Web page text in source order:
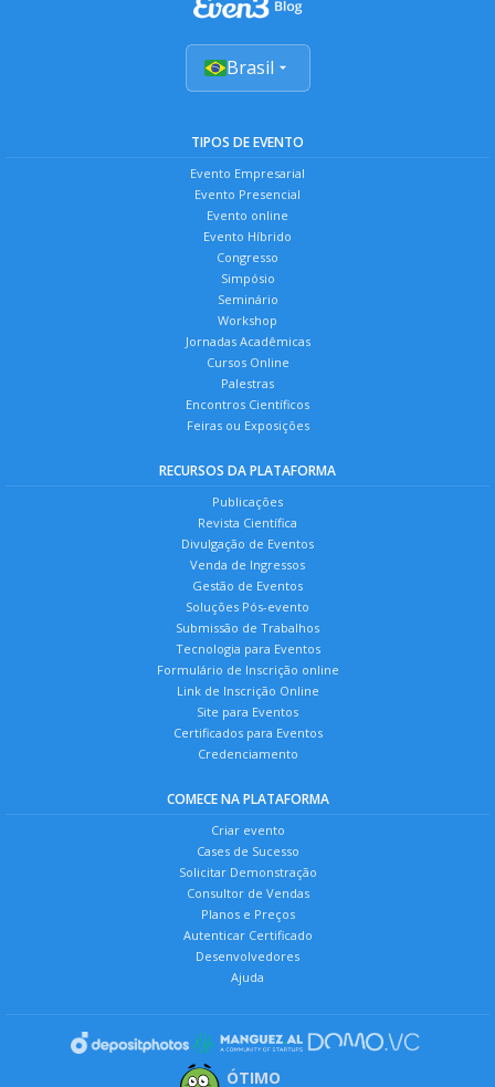
Brasil
TIPOS DE EVENTO
Evento Empresarial
Evento Presencial
Evento online
Evento Híbrido
Congresso
Simpósio
Seminário
Workshop
Jornadas Acadêmicas
Cursos Online
Palestras
Encontros Científicos
Feiras ou Exposições
RECURSOS DA PLATAFORMA
Publicações
Revista Científica
Divulgação de Eventos
Venda de Ingressos
Gestão de Eventos
Soluções Pós-evento
Submissão de Trabalhos
Tecnologia para Eventos
Formulário de Inscrição online
Link de Inscrição Online
Site para Eventos
Certificados para Eventos
Credenciamento
COMECE NA PLATAFORMA
Criar evento
Cases de Sucesso
Solicitar Demonstração
Consultor de Vendas
Planos e Preços
Autenticar Certificado
Desenvolvedores
Ajuda
ÓTIMO